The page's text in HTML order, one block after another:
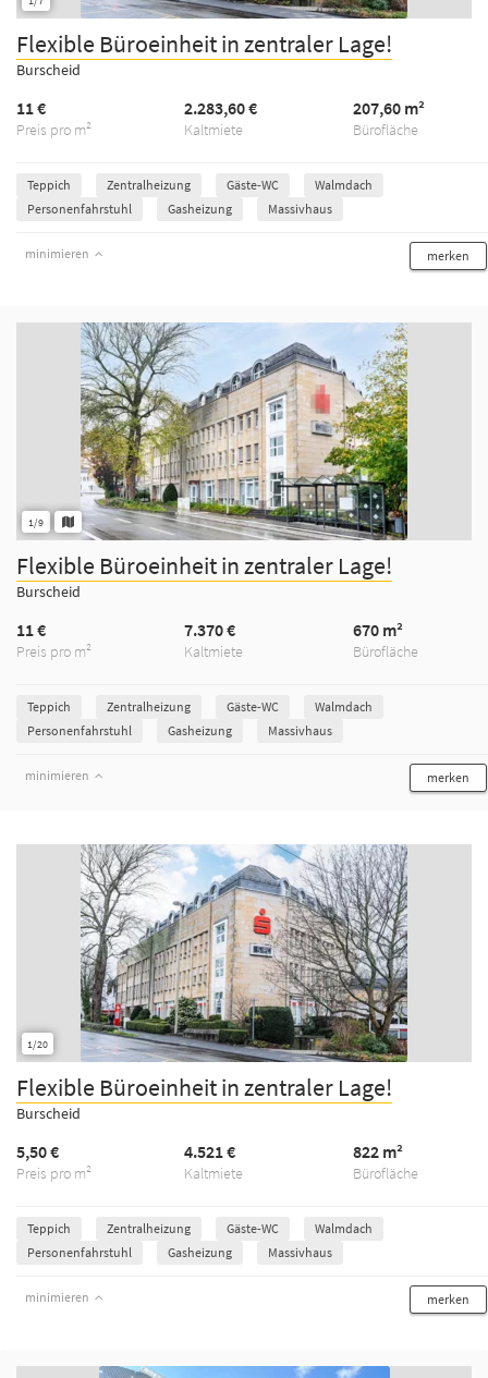
Flexible Büroeinheit in zentraler Lage!
Burscheid
Preis pro m²
11 €
Kaltmiete
2.283,60 €
Bürofläche
207,60 m²
Teppich Zentralheizung Gäste-WC
Walmdach
Personenfahrstuhl
Gasheizung Massivhaus
minimieren merken
1/9
Flexible Büroeinheit in zentraler Lage!
Burscheid
Preis pro m²
11 €
Kaltmiete
7.370 €
Bürofläche
670 m²
Teppich Zentralheizung Gäste-WC
Walmdach
Personenfahrstuhl
Gasheizung Massivhaus
minimieren merken
1/20
Flexible Büroeinheit in zentraler Lage!
Burscheid
Preis pro m²
5,50 €
Kaltmiete
4.521 €
Bürofläche
822 m²
Teppich Zentralheizung Gäste-WC
Walmdach
Personenfahrstuhl
Gasheizung Massivhaus
minimieren merken